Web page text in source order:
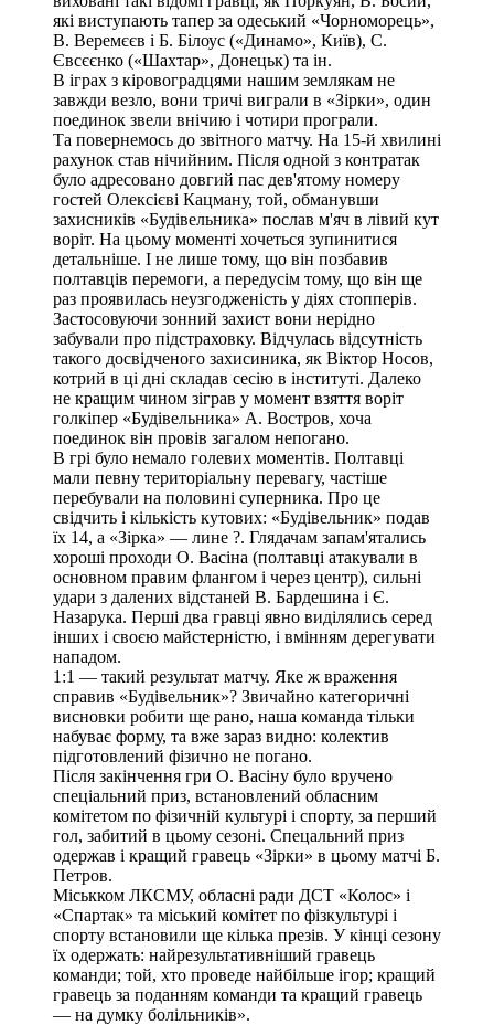
які виступають тапер за одеський «Чорноморець»,
В. Веремєєв і Б. Білоус («Динамо», Київ), С.
Євсєєнко («Шахтар», Донецьк) та ін.
В іграх з кіровоградцями нашим землякам не
завжди везло, вони тричі виграли в «Зірки», один
поединок звели внічию і чотири програли.
Та повернемось до звітного матчу. На 15-й хвилині
рахунок став нічийним. Після одной з контратак
було адресовано довгий пас дев'ятому номеру
гостей Олексієві Кацману, той, обманувши
захисників «Будівельника» послав м'яч в лівий кут
воріт. На цьому моменті хочеться зупинитися
детальніше. І не лише тому, що він позбавив
полтавців перемоги, а передусім тому, що він ще
раз проявилась неузгодженість у діях стопперів.
Застосовуючи зонний захист вони нерідно
забували про підстраховку. Відчулась відсутність
такого досвідченого захисиника, як Віктор Носов,
котрий в ці дні складав сесію в інституті. Далеко
не кращим чином зіграв у момент взяття воріт
голкіпер «Будівельника» А. Востров, хоча
поединок він провів загалом непогано.
В грі було немало голевих моментів. Полтавці
мали певну територіальну перевагу, частіше
перебували на половині суперника. Про це
свідчить і кількість кутових: «Будівельник» подав
їх 14, а «Зірка» — лине ?. Глядачам запам'ятались
хороші проходи О. Васіна (полтавці атакували в
основном правим флангом і через центр), сильні
удари з далених відстаней В. Бардешина і Є.
Назарука. Перші два гравці явно виділялись серед
інших і своєю майстерністю, і вмінням дерегувати
нападом.
1:1 — такий результат матчу. Яке ж враження
справив «Будівельник»? Звичайно категоричні
висновки робити ще рано, наша команда тільки
набуває форму, та вже зараз видно: колектив
підготовлений фізично не погано.
Після закінчення гри О. Васіну було вручено
спеціальний приз, встановлений обласним
комітетом по фізичній культурі і спорту, за перший
гол, забитий в цьому сезоні. Спецальний приз
одержав і кращий гравець «Зірки» в цьому матчі Б.
Петров.
Міськком ЛКСМУ, обласні ради ДСТ «Колос» і
«Спартак» та міський комітет по фізкультурі і
спорту встановили ще кілька презів. У кінці сезону
їх одержать: найрезультативніший гравець
команди; той, хто проведе найбільше ігор; кращий
гравець за поданням команди та кращий гравець
— на думку болільників».